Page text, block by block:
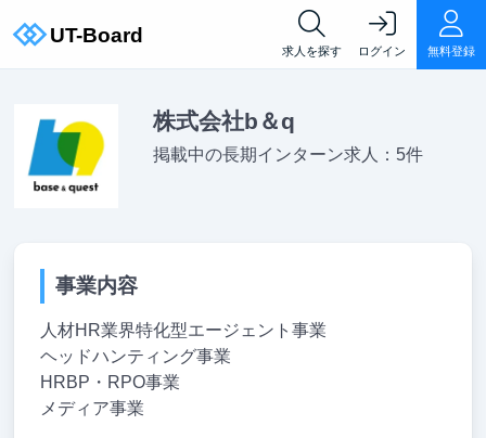
求人を探す ログイン 無料登録
株式会社b＆q
掲載中の長期インターン求人：5件
事業内容
人材HR業界特化型エージェント事業
ヘッドハンティング事業
HRBP・RPO事業
メディア事業